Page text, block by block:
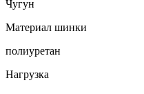
Чугун
Материал шинки
полиуретан
Нагрузка